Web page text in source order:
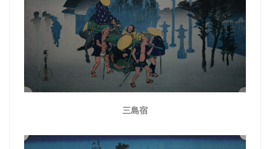
三島宿